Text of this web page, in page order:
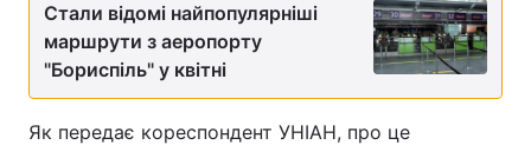
Зброя
Здоров'я
Цікавинки Погода
Стали відомі найпопулярніші
маршрути з аеропорту
"Бориспіль" у квітні
Як передає кореспондент УНІАН, про це